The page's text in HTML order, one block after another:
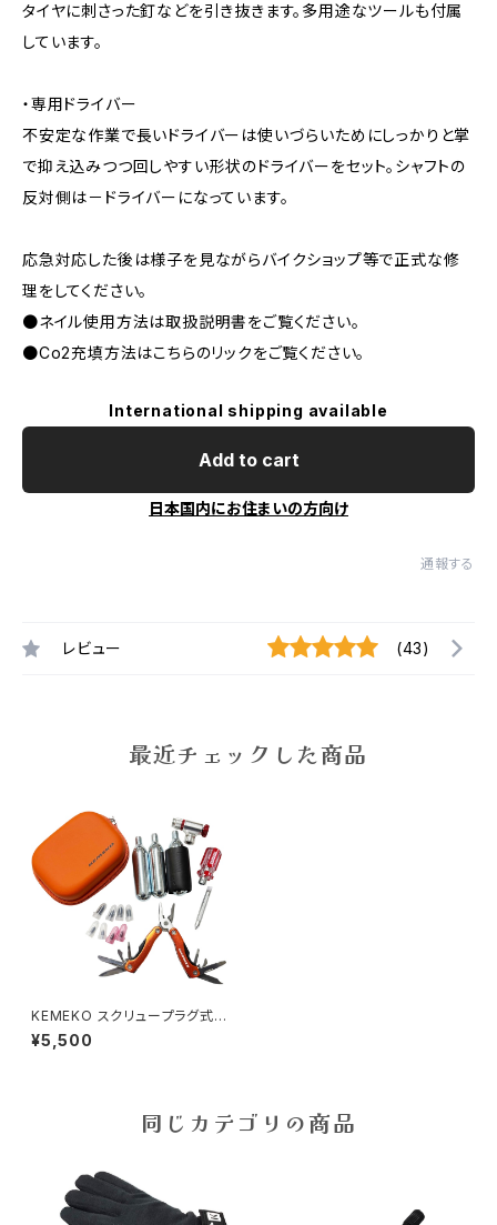
タイヤに刺さった釘などを引き抜きます。多用途なツールも付属
しています。
・専用ドライバー
不安定な作業で長いドライバーは使いづらいためにしっかりと掌
で抑え込みつつ回しやすい形状のドライバーをセット。シャフトの
反対側は－ドライバーになっています。
応急対応した後は様子を見ながらバイクショップ等で正式な修
理をしてください。
●ネイル使用方法は取扱説明書をご覧ください。
●Co2充填方法はこちらのリックをご覧ください。
International shipping available
Add to cart
日本国内にお住まいの方向け
通報する
レビュー (43)
最近チェックした商品
KEMEKO スクリュープラグ式チ
ューブレスタイヤパンク修理キッ
ト
¥5,500
同じカテゴリの商品